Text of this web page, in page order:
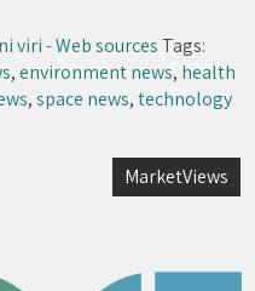
viri - Web sources Tags:
,environment news, health
,space news,technology
MarketViews